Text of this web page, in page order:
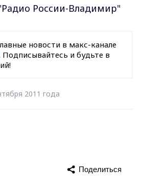
России-Владимир"
новости в макс-канале
Подписывайтесь и будьте в
2011 года
Поделиться